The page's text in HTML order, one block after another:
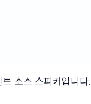
소스 스피커입니다.